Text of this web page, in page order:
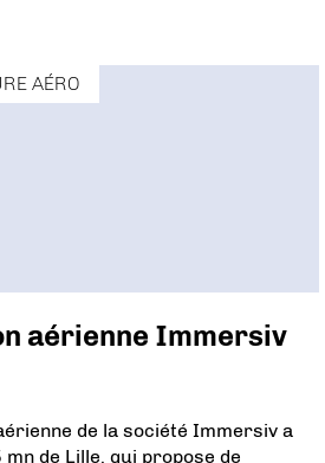
AÉRO
aérienne Immersiv
de la société Immersiv a
de Lille, qui propose de